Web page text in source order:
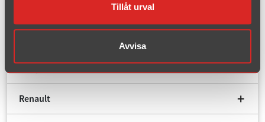
Tillåt urval
Avvisa
Peugeot
Renault